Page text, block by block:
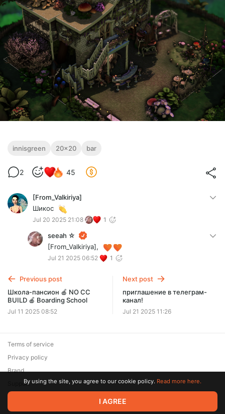
innisgreen 20x20 bar
2 45
[From_Valkiriya]
Шикос
Jul 20 2025 21:08 1
seeah ☆
[From_Valkiriya],
Jul 21 2025 06:52 1
Previous post
Школа-пансион 🍎 NO CC
BUILD 🍎 Boarding School
Jul 11 2025 08:52
Next post
приглашение в телеграм-
канал!
Jul 21 2025 11:26
© 2026 Zaya Solutions Limited. All rights reserved. All trademarks
are the property of their respective owners.
Terms of service
Privacy policy
Brand
SupportBy using the site, you agree to our cookie policy. Read more here.
I AGREE